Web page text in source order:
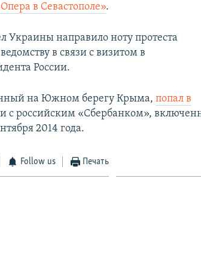
в Севастополе».
Украины направило ноту протеста
в связи с визитом в
России.
на Южном берегу Крыма,попал в
с российским «Сбербанком»,
2014 года.
Follow us Печать